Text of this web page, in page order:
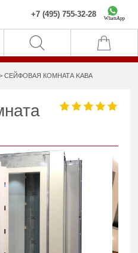
+7 (495) 755-32-28 WhatsApp
СЕЙФОВАЯ КОМНАТА KABA